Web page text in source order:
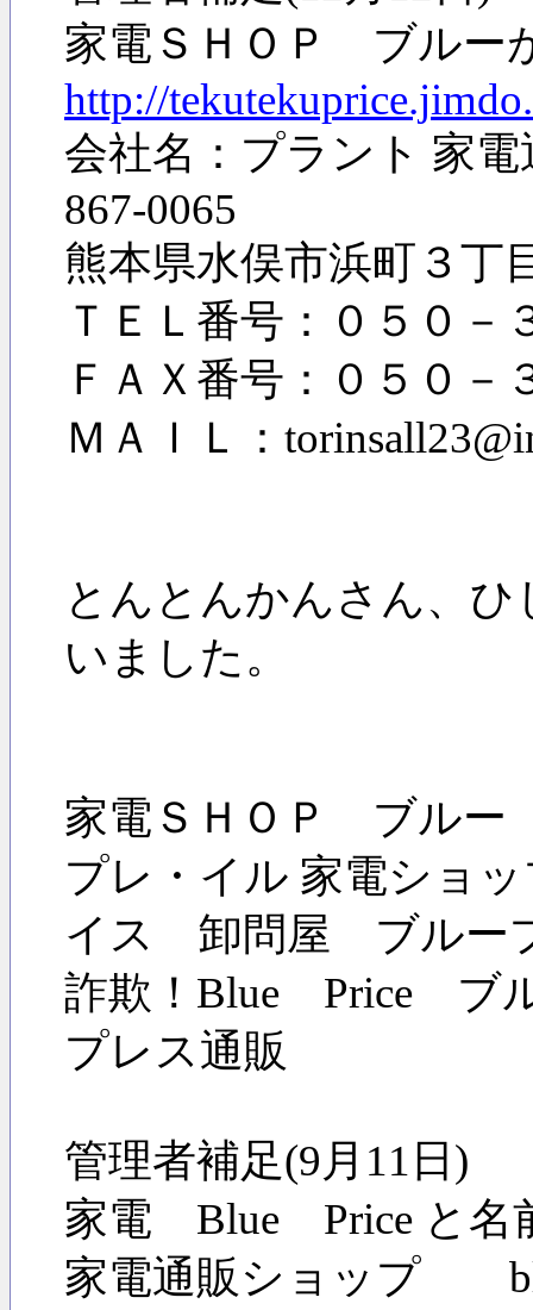
家電ＳＨＯＰ ブルー
http://
会社名：プラント 家
867-0065
熊本県水俣市浜町３
ＴＥＬ番号：０５０－
ＦＡＸ番号：０５０－
ＭＡＩＬ：
とんとんかんさん、
いました。
家電ＳＨＯＰ ブルー
プレ・イル 家電ショ
イス 卸問屋 ブルー
詐欺！Blue Price ブ
プレス通販
管理者補足(9月11
家電 Blue Price と名
家電通販ショップ